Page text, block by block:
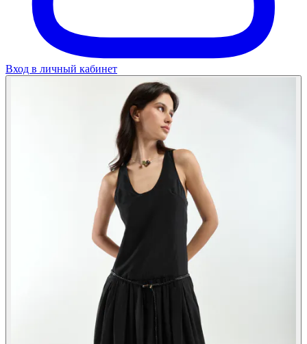
Вход в личный кабинет